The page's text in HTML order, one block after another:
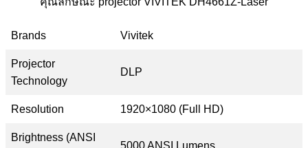
Brands Vivitek
Projector
Technology
DLP
Resolution 1920×1080 (Full HD)
Brightness (ANSI
5000 ANSI Lumens